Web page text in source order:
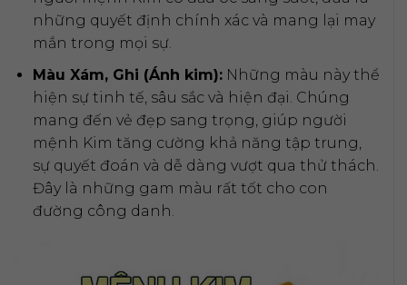
những quyết định chính xác và mang lại may
mắn trong mọi sự.
Màu Xám, Ghi (Ánh kim):Những màu này thể
hiện sự tinh tế, sâu sắc và hiện đại. Chúng
mang đến vẻ đẹp sang trọng, giúp người
mệnh Kim tăng cường khả năng tập trung,
sự quyết đoán và dễ dàng vượt qua thử thách.
Đây là những gam màu rất tốt cho con
đường công danh.